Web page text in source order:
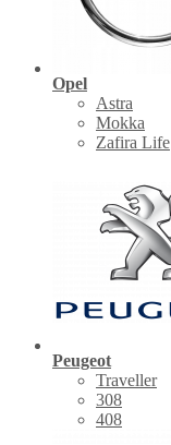
Opel
Astra
Mokka
Zafira Life
Peugeot
Traveller
308
408